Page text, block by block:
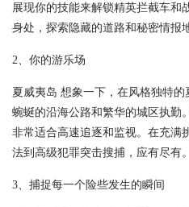
展现你的技能来解锁精英拦截车和
身处，探索隐藏的道路和秘密情报
2、你的游乐场
夏威夷岛 想象一下，在风格独特的
蜿蜒的沿海公路和繁华的城区执
非常适合高速追逐和监视。在充满
法到高级犯罪突击搜捕，应有尽有。
3、捕捉每一个险些发生的瞬间